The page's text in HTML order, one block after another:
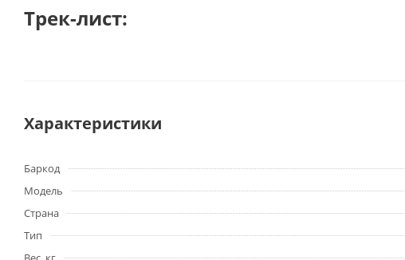
Трек-лист:
Характеристики
Баркод
Модель
Страна
Тип